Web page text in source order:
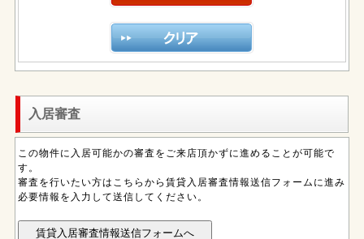
入居審査
この物件に入居可能かの審査をご来店頂かずに進めることが可能で
す。
審査を行いたい方はこちらから賃貸入居審査情報送信フォームに進み
必要情報を入力して送信してください。